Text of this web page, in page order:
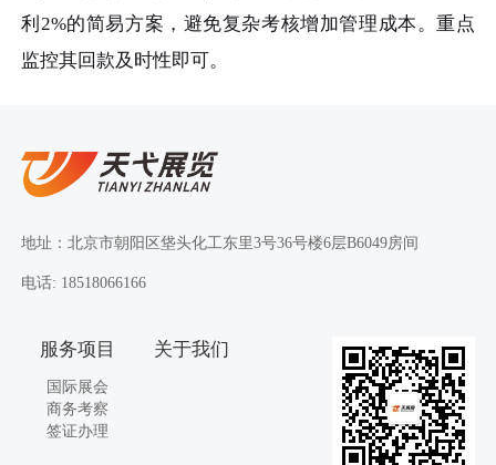
利2%的简易方案，避免复杂考核增加管理成本。重点
监控其回款及时性即可。
地址：北京市朝阳区垡头化工东里3号36号楼6层B6049房间
电话: 18518066166
服务项目
国际展会
商务考察
签证办理
关于我们